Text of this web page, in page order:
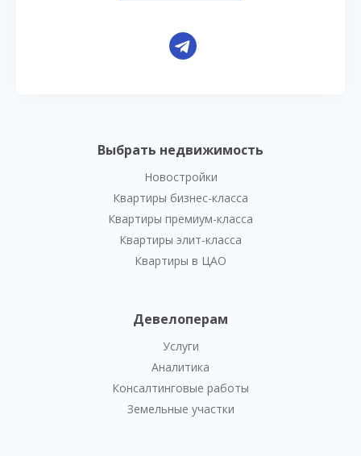
Выбрать недвижимость
Новостройки
Квартиры бизнес-класса
Квартиры премиум-класса
Квартиры элит-класса
Квартиры в ЦАО
Девелоперам
Услуги
Аналитика
Консалтинговые работы
Земельные участки